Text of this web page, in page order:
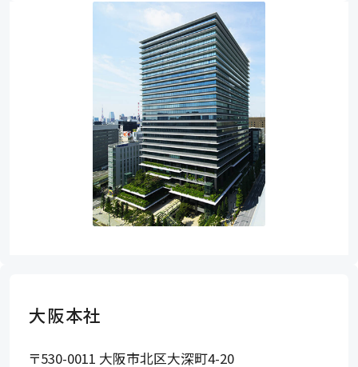
大阪本社
〒530-0011 大阪市北区大深町4-20